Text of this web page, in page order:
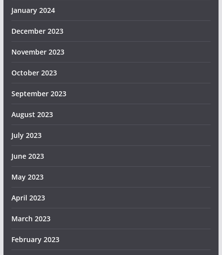
January 2024
December 2023
November 2023
October 2023
September 2023
August 2023
July 2023
June 2023
May 2023
April 2023
March 2023
February 2023